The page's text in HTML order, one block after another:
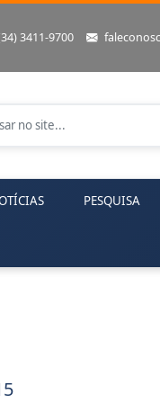
3411-9700
PESQUISA